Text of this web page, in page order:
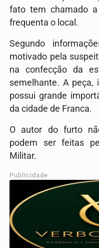
fato tem chamado
frequenta o local.
Segundo
motivado pela
na confecção da
semelhante. A peça,
possui grande
da cidade de Franca.
O autor do furto
podem ser feitas
Militar.
Publicidade